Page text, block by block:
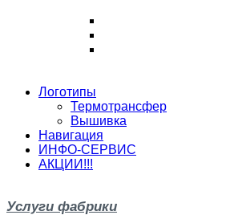
Логотипы
Термотрансфер
Вышивка
Навигация
ИНФО-СЕРВИС
АКЦИИ!!!
Услуги фабрики